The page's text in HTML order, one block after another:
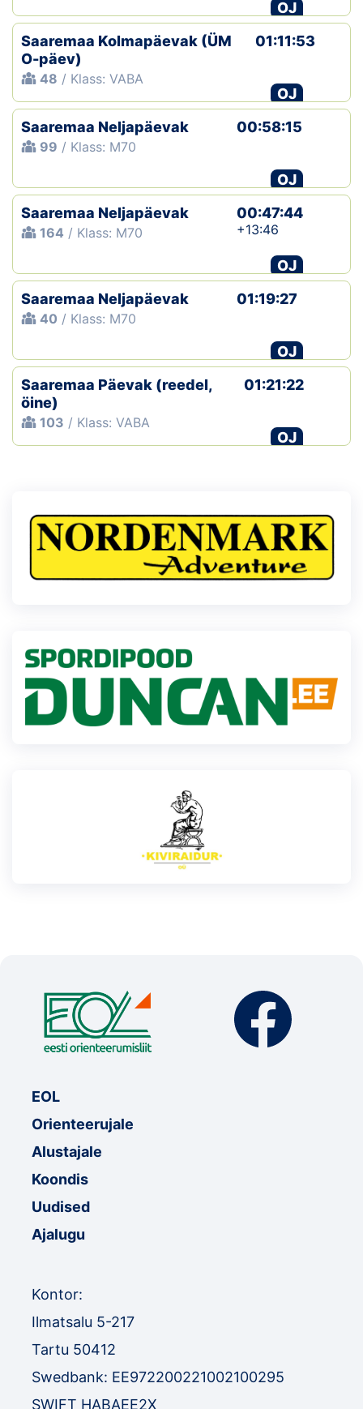
OJ
Saaremaa Kolmapäevak (ÜM
O-päev)
48 / Klass: VABA
01:11:53
OJ
Saaremaa Neljapäevak
99 / Klass: M70
00:58:15
OJ
Saaremaa Neljapäevak
164 / Klass: M70
00:47:44
+13:46
OJ
Saaremaa Neljapäevak
40 / Klass: M70
01:19:27
OJ
Saaremaa Päevak (reedel,
öine)
103 / Klass: VABA
01:21:22
OJ
EOL
Orienteerujale
Alustajale
Koondis
Uudised
Ajalugu
Kontor:
Ilmatsalu 5-217
Tartu 50412
Swedbank: EE972200221002100295
SWIFT HABAEE2X